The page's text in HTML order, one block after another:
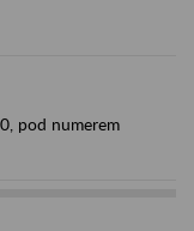
pod numerem